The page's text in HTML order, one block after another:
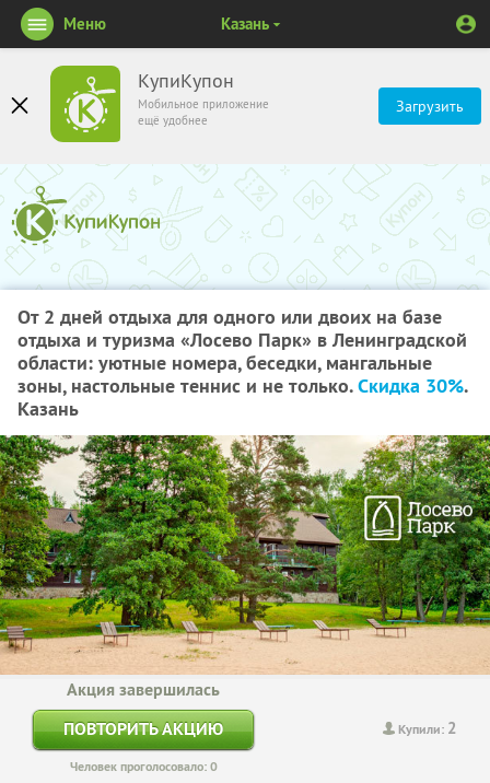
КупиКупон
Мобильное приложение
ещё удобнее
Загрузить
Меню Казань
От 2 дней отдыха для одного или двоих на базе
отдыха и туризма «Лосево Парк» в Ленинградской
области: уютные номера, беседки, мангальные
зоны, настольные теннис и не только.Скидка 30%.
Казань
Купили: 2
Акция завершилась
ПОВТОРИТЬ АКЦИЮ
Человек проголосовало: 0